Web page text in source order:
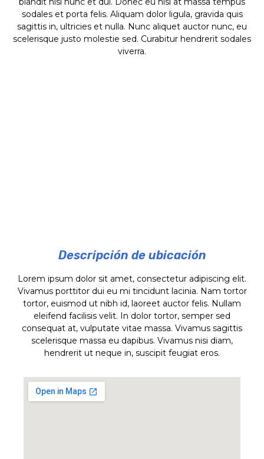
sodales et porta felis. Aliquam dolor ligula, gravida quis
sagittis in, ultricies et nulla. Nunc aliquet auctor nunc, eu
scelerisque justo molestie sed. Curabitur hendrerit sodales
viverra.
Descripción de ubicación
Lorem ipsum dolor sit amet, consectetur adipiscing elit.
Vivamus porttitor dui eu mi tincidunt lacinia. Nam tortor
tortor, euismod ut nibh id, laoreet auctor felis. Nullam
eleifend facilisis velit. In dolor tortor, semper sed
consequat at, vulputate vitae massa. Vivamus sagittis
scelerisque massa eu dapibus. Vivamus nisi diam,
hendrerit ut neque in, suscipit feugiat eros.